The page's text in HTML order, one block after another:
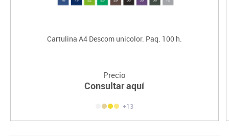
Cartulina A4 Descom unicolor. Paq. 100 h.
Precio
Consultar aquí
+13